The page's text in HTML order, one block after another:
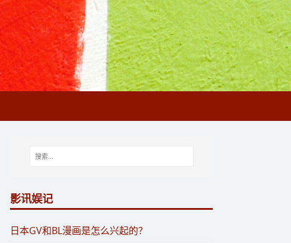
影讯娱记
​日本GV和BL漫画是怎么兴起的？